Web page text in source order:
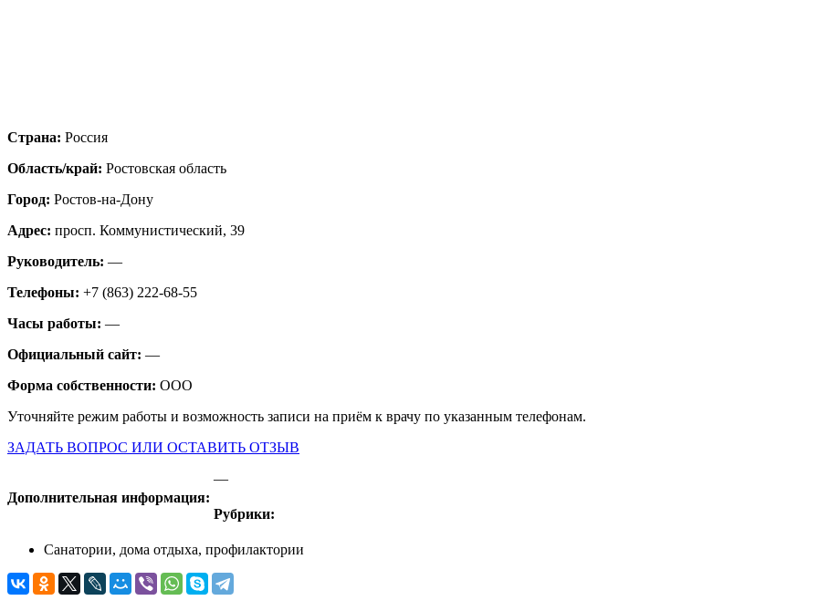
Страна: Россия
Область/край: Ростовская область
Город: Ростов-на-Дону
Адрес: просп. Коммунистический, 39
Руководитель: —
Телефоны: +7 (863) 222-68-55
Часы работы: —
Официальный сайт: —
Форма собственности: ООО
Уточняйте режим работы и возможность записи на приём к врачу по указанным телефонам.
ЗАДАТЬ ВОПРОС ИЛИ ОСТАВИТЬ ОТЗЫВ
Дополнительная информация:
—
Рубрики:
Санатории, дома отдыха, профилактории